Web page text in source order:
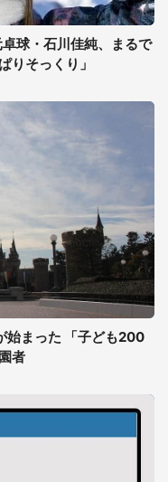
球・石川佳純、まるで
りそっくり」
始まった 「子ども200
者